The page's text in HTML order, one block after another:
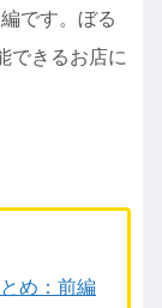
です。ぼる
できるお店に
め：前編